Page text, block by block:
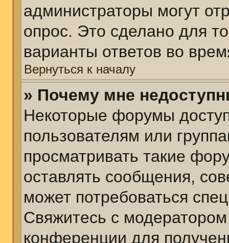
администраторы могут
опрос. Это сделано для
варианты ответов во
Вернуться к началу
» Почему мне
Некоторые форумы
пользователям или
просматривать такие
оставлять сообщения,
может потребоваться
Свяжитесь с
конференции для